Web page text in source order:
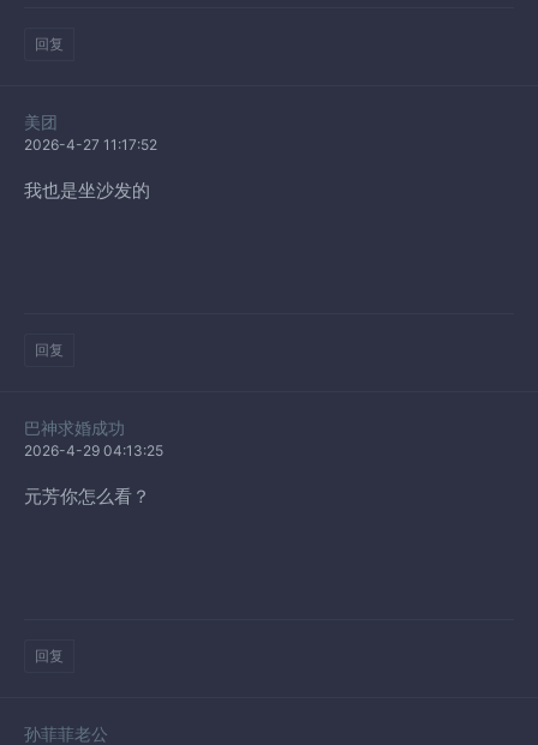
回复
美团
2026-4-27 11:17:52
我也是坐沙发的
回复
巴神求婚成功
2026-4-29 04:13:25
元芳你怎么看？
回复
孙菲菲老公